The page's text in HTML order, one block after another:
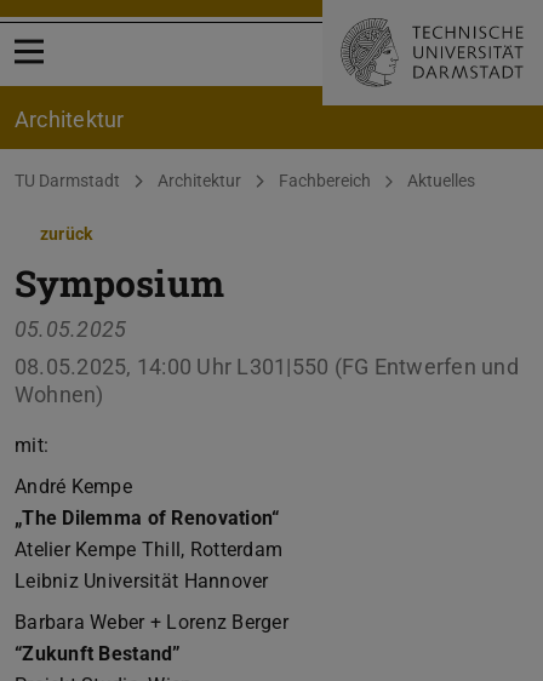
Menü öffnen
Architektur
Sie befinden sich hier:
TU Darmstadt Architektur Fachbereich Aktuelles
zurück
Symposium
05.05.2025
08.05.2025, 14:00 Uhr L301|550 (FG Entwerfen und
Wohnen)
mit:
André Kempe
„The Dilemma of Renovation“
Atelier Kempe Thill, Rotterdam
Leibniz Universität Hannover
Barbara Weber + Lorenz Berger
“Zukunft Bestand”